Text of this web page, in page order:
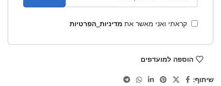
קראתי ואני מאשר את מדיניות_הפרטיות
הוספה למועדפים
שיתוף: